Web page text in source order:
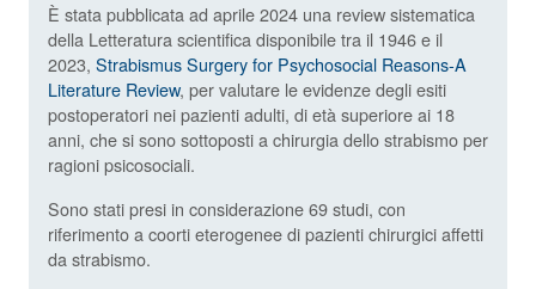
È stata pubblicata ad aprile 2024 una review sistematica
della Letteratura scientifica disponibile tra il 1946 e il
2023, Strabismus Surgery for Psychosocial Reasons-A
Literature Review, per valutare le evidenze degli esiti
postoperatori nei pazienti adulti, di età superiore ai 18
anni, che si sono sottoposti a chirurgia dello strabismo per
ragioni psicosociali.
Sono stati presi in considerazione 69 studi, con
riferimento a coorti eterogenee di pazienti chirurgici affetti
da strabismo.